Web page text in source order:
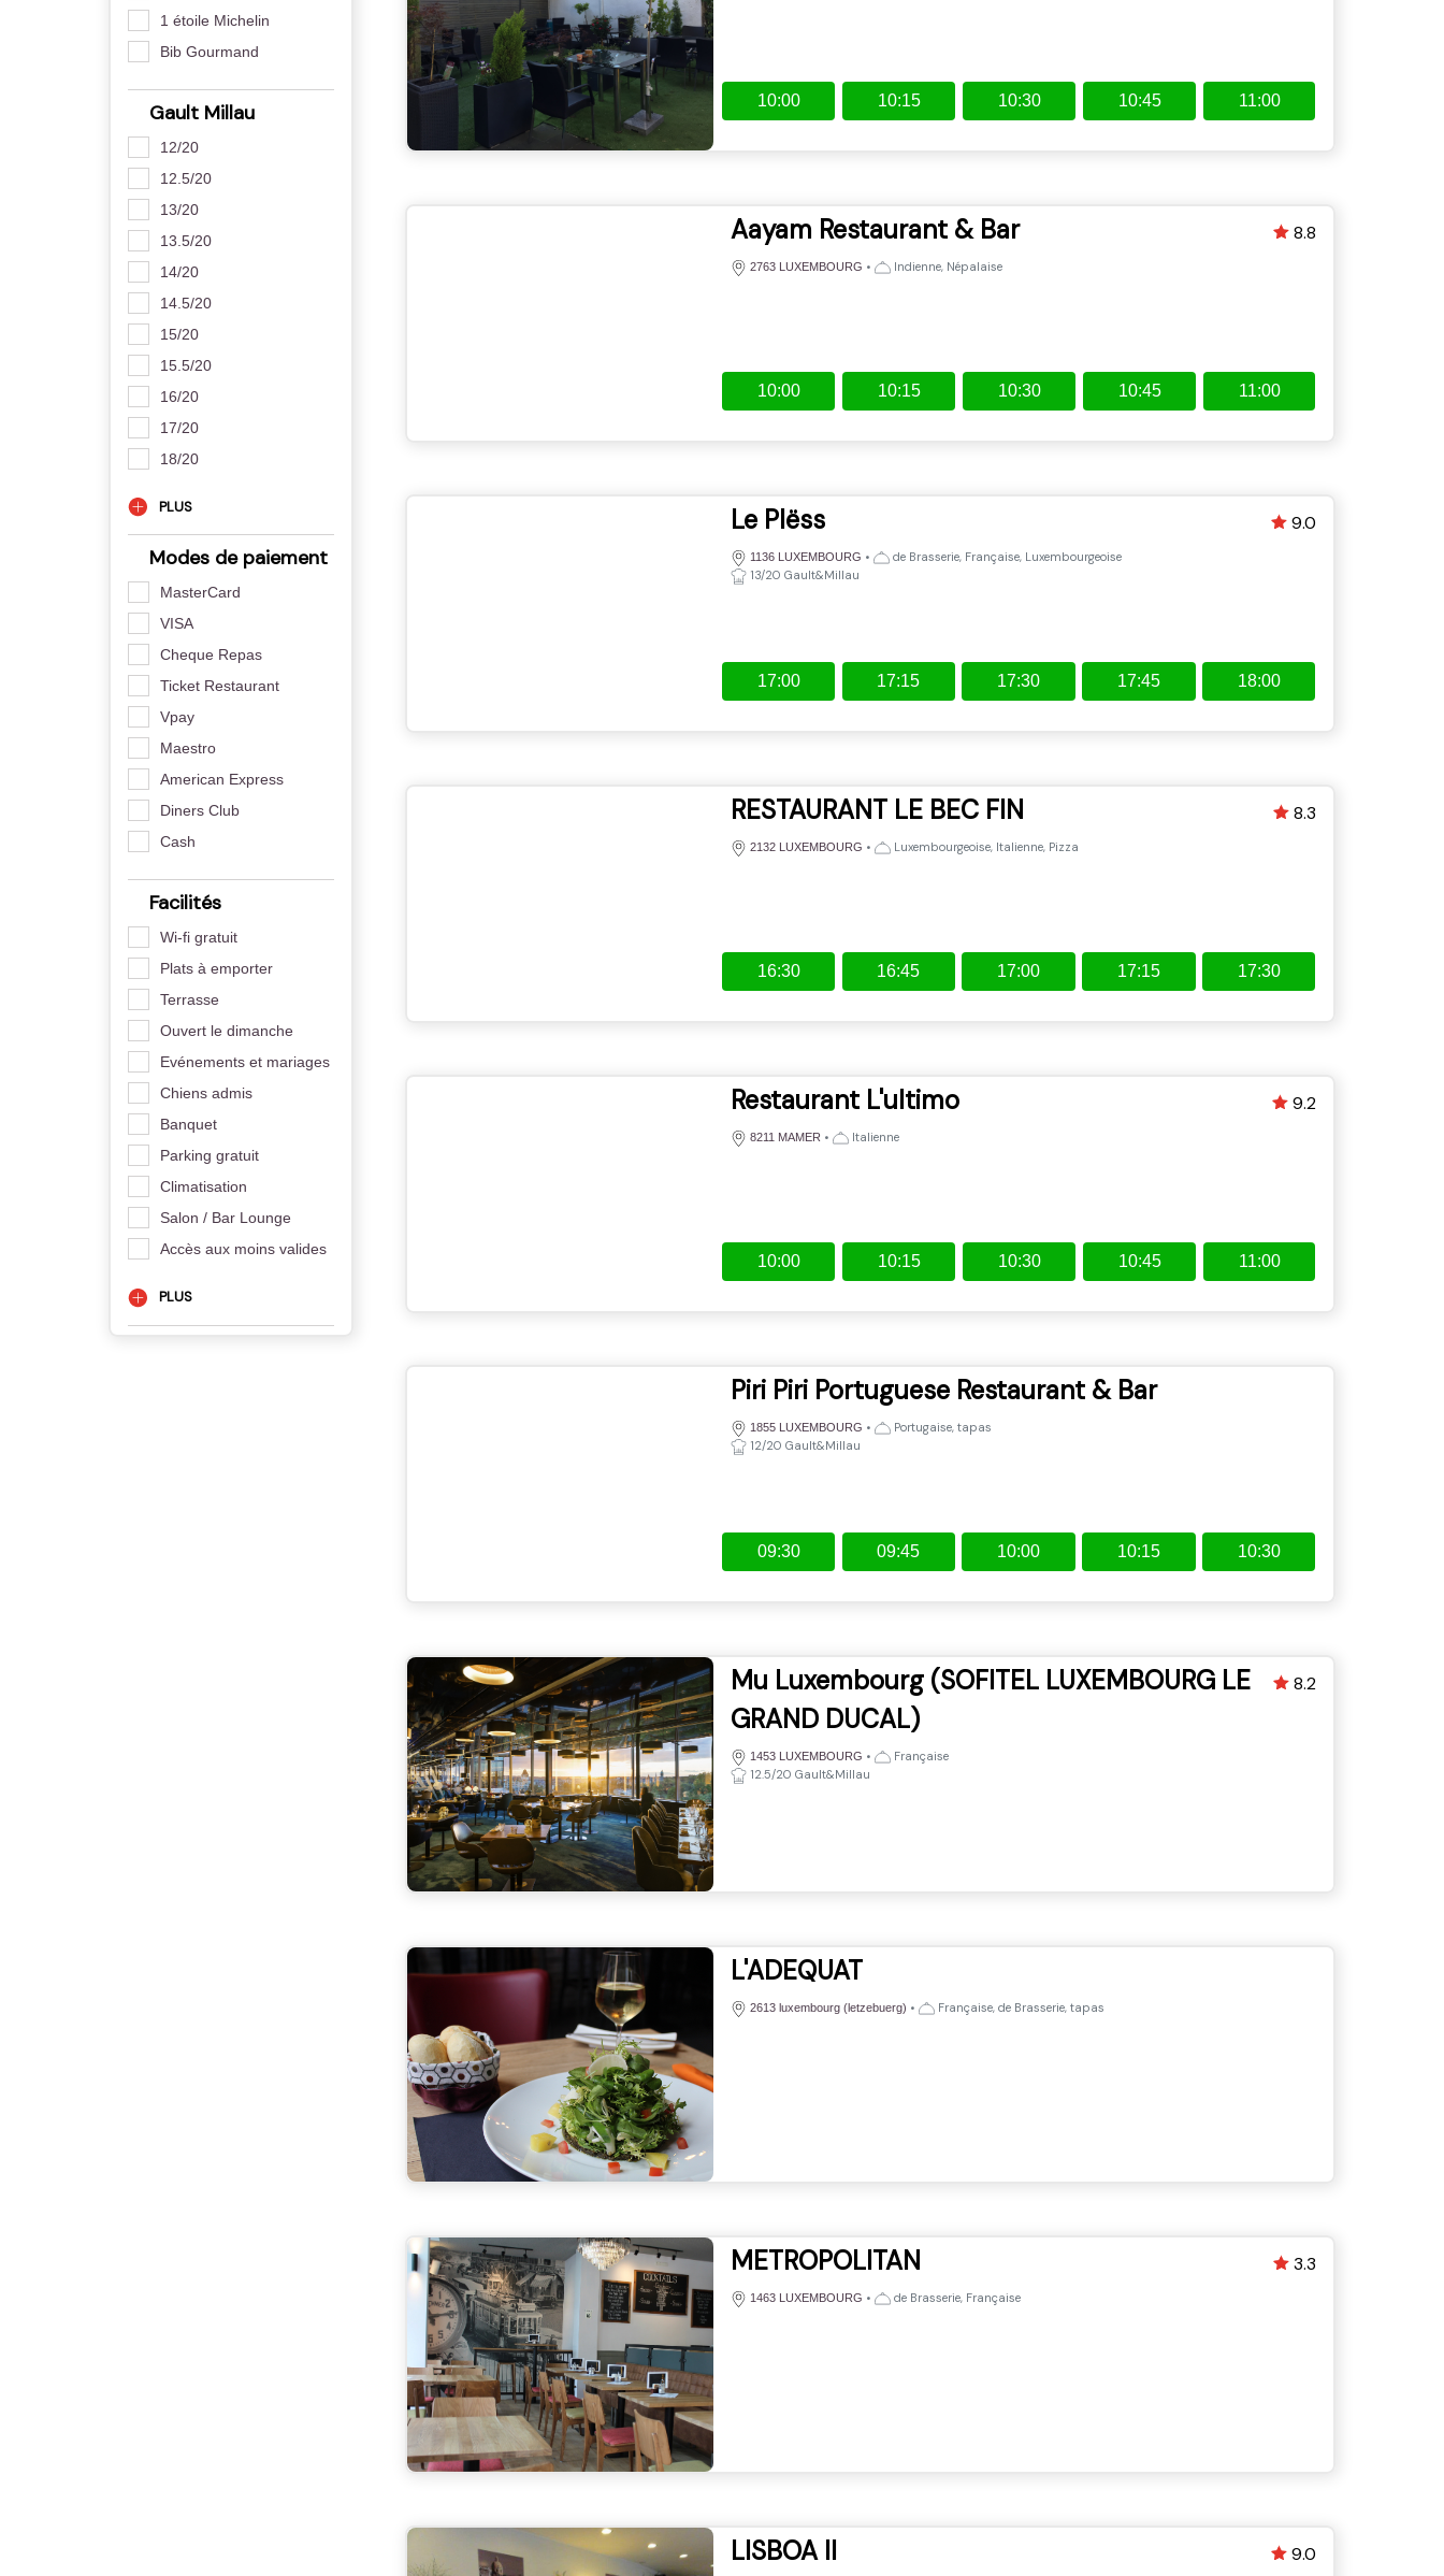
1 étoile Michelin
Bib Gourmand
Gault Millau
12/20
12.5/20
13/20
13.5/20
14/20
14.5/20
15/20
15.5/20
16/20
17/20
18/20
PLUS
Modes de paiement
MasterCard
VISA
Cheque Repas
Ticket Restaurant
Vpay
Maestro
American Express
Diners Club
Cash
Facilités
Wi-fi gratuit
Plats à emporter
Terrasse
Ouvert le dimanche
Evénements et mariages
Chiens admis
Banquet
Parking gratuit
Climatisation
Salon / Bar Lounge
Accès aux moins valides
PLUS
10:00 10:15 10:30 10:45 11:00
Aayam Restaurant & Bar
2763 LUXEMBOURG • Indienne, Népalaise
8.8
10:00 10:15 10:30 10:45 11:00
Le Plëss
1136 LUXEMBOURG •
de Brasserie, Française, Luxembourgeoise
13/20 Gault&Millau
9.0
17:00 17:15 17:30 17:45 18:00
RESTAURANT LE BEC FIN
2132 LUXEMBOURG • Luxembourgeoise, Italienne, Pizza
8.3
16:30 16:45 17:00 17:15 17:30
Restaurant L'ultimo
8211 MAMER • Italienne
9.2
10:00 10:15 10:30 10:45 11:00
Piri Piri Portuguese Restaurant & Bar
1855 LUXEMBOURG •
Portugaise, tapas
12/20 Gault&Millau
09:30 09:45 10:00 10:15 10:30
Mu Luxembourg (SOFITEL LUXEMBOURG LE
GRAND DUCAL)
1453 LUXEMBOURG •
Française
12.5/20 Gault&Millau
8.2
L'ADEQUAT
2613 luxembourg (letzebuerg) • Française, de Brasserie, tapas
METROPOLITAN
1463 LUXEMBOURG • de Brasserie, Française
3.3
LISBOA II 9.0